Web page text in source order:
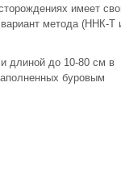
имеет
вариант метода (ННК-
длиной до 10-80 см в
буровым